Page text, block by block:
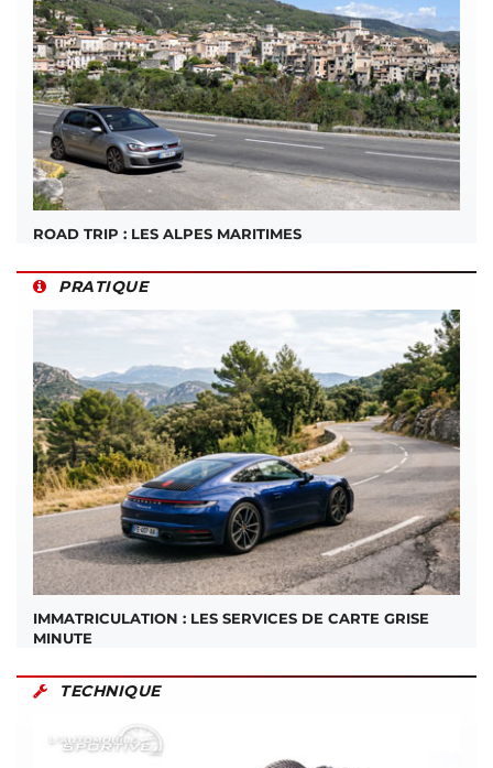
ROAD TRIP : LES ALPES MARITIMES
PRATIQUE
IMMATRICULATION : LES SERVICES DE CARTE GRISE
MINUTE
TECHNIQUE